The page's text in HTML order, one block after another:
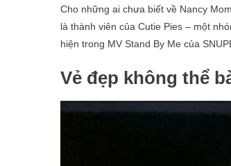
Cho những ai chưa biết về Nancy
là thành viên của Cutie Pies – một
hiện trong MV Stand By Me của
Vẻ đẹp không thể